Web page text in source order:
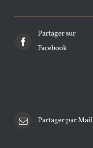
Partager sur
Facebook
Partager par Mail